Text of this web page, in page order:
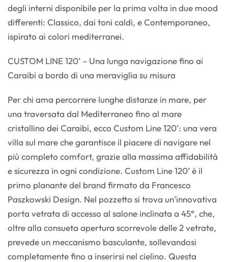
degli interni disponibile per la prima volta in due mood
differenti: Classico, dai toni caldi, e Contemporaneo,
ispirato ai colori mediterranei.
CUSTOM LINE 120’ – Una lunga navigazione fino ai
Caraibi a bordo di una meraviglia su misura
Per chi ama percorrere lunghe distanze in mare, per
una traversata dal Mediterraneo fino al mare
cristallino dei Caraibi, ecco Custom Line 120’: una vera
villa sul mare che garantisce il piacere di navigare nel
più completo comfort, grazie alla massima affidabilità
e sicurezza in ogni condizione. Custom Line 120’ è il
primo planante del brand firmato da Francesco
Paszkowski Design. Nel pozzetto si trova un’innovativa
porta vetrata di accesso al salone inclinata a 45°, che,
oltre alla consueta apertura scorrevole delle 2 vetrate,
prevede un meccanismo basculante, sollevandosi
completamente fino a inserirsi nel cielino. Questa